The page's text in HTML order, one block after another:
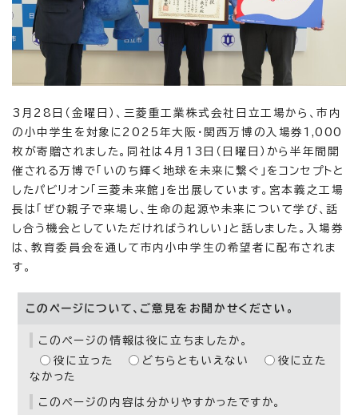
3月28日（金曜日）、三菱重工業株式会社日立工場から、市内
の小中学生を対象に2025年大阪・関西万博の入場券1,000
枚が寄贈されました。同社は4月13日（日曜日）から半年間開
催される万博で「いのち輝く地球を未来に繋ぐ」をコンセプトと
したパビリオン「三菱未来館」を出展しています。宮本義之工場
長は「ぜひ親子で来場し、生命の起源や未来について学び、話
し合う機会としていただければうれしい」と話しました。入場券
は、教育委員会を通して市内小中学生の希望者に配布されま
す。
このページについて、ご意見をお聞かせください。
このページの情報は役に立ちましたか。
役に立った
どちらともいえない
役に立た
なかった
このページの内容は分かりやすかったですか。